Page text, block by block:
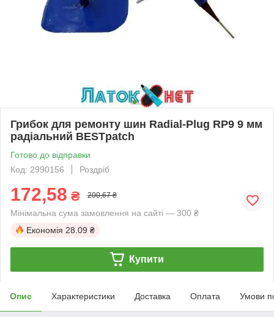
Грибок для ремонту шин Radial-Plug RP9 9 мм
радіальний BESTpatch
Готово до відправки
Код: 2990156
Роздріб
172,58 ₴ 200,67 ₴
Мінімальна сума замовлення на сайті — 300 ₴
Економія 28.09 ₴
Купити
Опис Характеристики Доставка Оплата Умови